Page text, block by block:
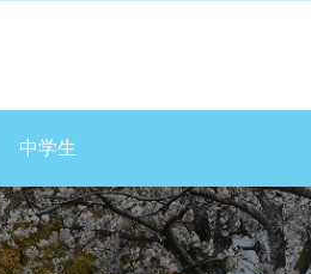
中学生